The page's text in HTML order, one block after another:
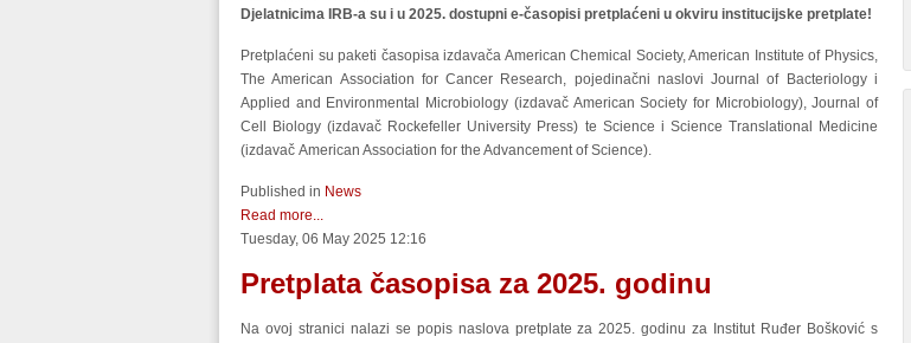
Djelatnicima IRB-a su i u 2025. dostupni e-časopisi pretplaćeni u okviru institucijske pretplate!
Pretplaćeni su paketi časopisa izdavača American Chemical Society, American Institute of Physics,
The American Association for Cancer Research, pojedinačni naslovi Journal of Bacteriology i
Applied and Environmental Microbiology (izdavač American Society for Microbiology), Journal of
Cell Biology (izdavač Rockefeller University Press) te Science i Science Translational Medicine
(izdavač American Association for the Advancement of Science).
Published in News
Read more...
Tuesday, 06 May 2025 12:16
Pretplata časopisa za 2025. godinu
Na ovoj stranici nalazi se popis naslova pretplate za 2025. godinu za Institut Ruđer Bošković s